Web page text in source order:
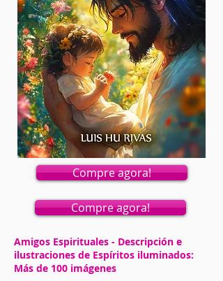
Compre agora!
Compre agora!
Amigos Espirituales - Descripción e
ilustraciones de Espíritos iluminados:
Más de 100 imágenes